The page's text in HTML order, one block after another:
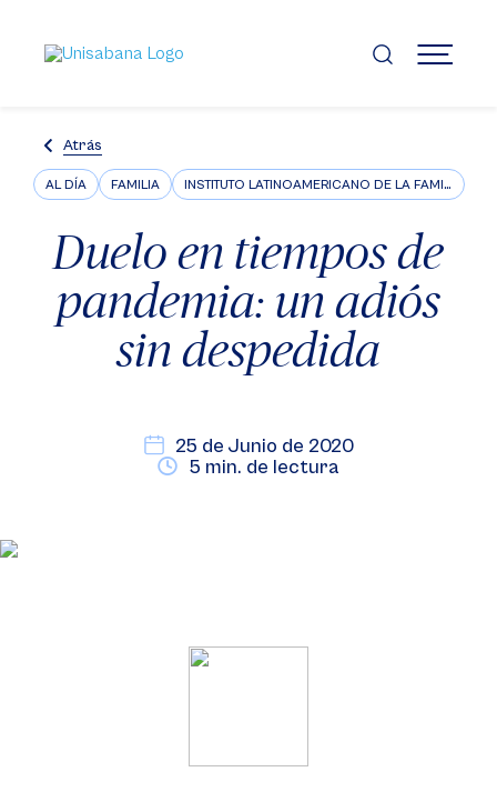
contenido
principal
MENÚ
Atrás
AL DÍA FAMILIA INSTITUTO LATINOAMERICANO DE LA FAMILIA ILFARUS
Duelo en tiempos de
pandemia: un adiós
sin despedida
25 de Junio de 2020
5 min. de lectura